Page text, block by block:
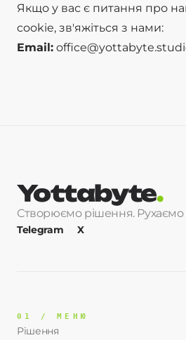
Якщо у вас є питання про
cookie, зв'яжіться з нами:
Email:
Yottabyte.
Створюємо рішення. Рухаємо
Telegram X
01 / МЕНЮ
Рішення